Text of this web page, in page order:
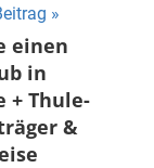
einen
in
+ Thule-
&